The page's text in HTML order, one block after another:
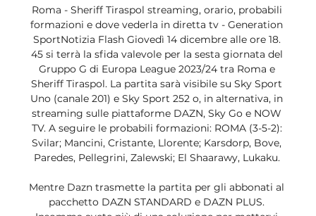
Roma - Sheriff Tiraspol streaming, orario, probabili
formazioni e dove vederla in diretta tv - Generation
SportNotizia Flash Giovedì 14 dicembre alle ore 18.
45 si terrà la sfida valevole per la sesta giornata del
Gruppo G di Europa League 2023/24 tra Roma e
Sheriff Tiraspol. La partita sarà visibile su Sky Sport
Uno (canale 201) e Sky Sport 252 o, in alternativa, in
streaming sulle piattaforme DAZN, Sky Go e NOW
TV. A seguire le probabili formazioni: ROMA (3-5-2):
Svilar; Mancini, Cristante, Llorente; Karsdorp, Bove,
Paredes, Pellegrini, Zalewski; El Shaarawy, Lukaku.
Mentre Dazn trasmette la partita per gli abbonati al
pacchetto DAZN STANDARD e DAZN PLUS.